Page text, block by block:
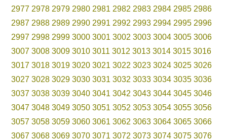
2977 2978 2979 2980 2981 2982 2983 2984 2985 2986
2987 2988 2989 2990 2991 2992 2993 2994 2995 2996
2997 2998 2999 3000 3001 3002 3003 3004 3005 3006
3007 3008 3009 3010 3011 3012 3013 3014 3015 3016
3017 3018 3019 3020 3021 3022 3023 3024 3025 3026
3027 3028 3029 3030 3031 3032 3033 3034 3035 3036
3037 3038 3039 3040 3041 3042 3043 3044 3045 3046
3047 3048 3049 3050 3051 3052 3053 3054 3055 3056
3057 3058 3059 3060 3061 3062 3063 3064 3065 3066
3067 3068 3069 3070 3071 3072 3073 3074 3075 3076